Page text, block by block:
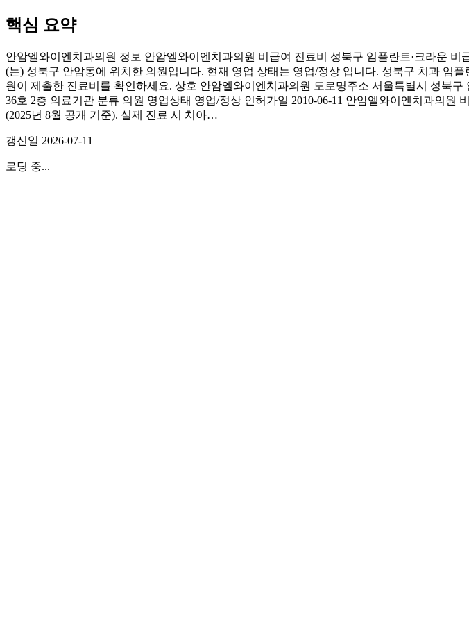
핵심 요약
안암엘와이엔치과의원 정보 안암엘와이엔치과의원 비급여 진료비 성북구 임플란트·크라운
(는) 성북구 안암동에 위치한 의원입니다. 현재 영업 상태는 영업/정상 입니다. 성북구 치과 임
원이 제출한 진료비를 확인하세요. 상호 안암엘와이엔치과의원 도로명주소 서울특별시 성북
36호 2층 의료기관 분류 의원 영업상태 영업/정상 인허가일 2010-06-11 안암엘와이엔치과의
(2025년 8월 공개 기준). 실제 진료 시 치아…
갱신일 2026-07-11
로딩 중...